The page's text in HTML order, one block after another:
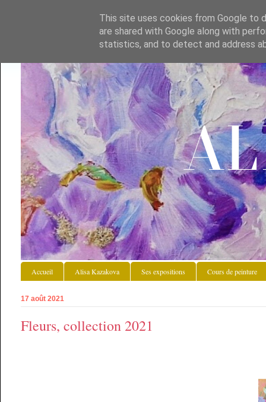
Accueil Alisa Kazakova Ses expositions Cours de peinture
17 août 2021
Fleurs, collection 2021
This site uses cookies from Google to
are shared with Google along with
statistics, and to detect and address